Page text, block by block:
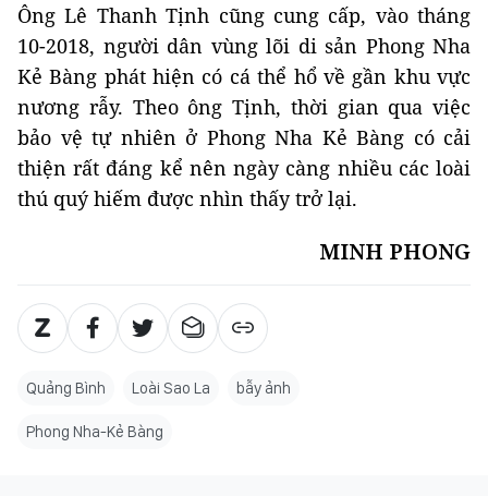
Ông Lê Thanh Tịnh cũng cung cấp, vào tháng
10-2018, người dân vùng lõi di sản Phong Nha
Kẻ Bàng phát hiện có cá thể hổ về gần khu vực
nương rẫy. Theo ông Tịnh, thời gian qua việc
bảo vệ tự nhiên ở Phong Nha Kẻ Bàng có cải
thiện rất đáng kể nên ngày càng nhiều các loài
thú quý hiếm được nhìn thấy trở lại.
MINH PHONG
Quảng Bình Loài Sao La bẫy ảnh
Phong Nha-Kẻ Bàng